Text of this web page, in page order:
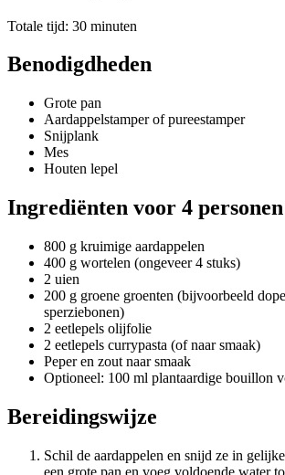
Totale tijd: 30 minuten
Benodigdheden
Grote pan
Aardappelstamper of pureestamper
Snijplank
Mes
Houten lepel
Ingrediënten voor 4 personen
800 g kruimige aardappelen
400 g wortelen (ongeveer 4 stuks)
2 uien
200 g groene groenten (bijvoorbeeld
sperziebonen)
2 eetlepels olijfolie
2 eetlepels currypasta (of naar smaak)
Peper en zout naar smaak
Optioneel: 100 ml plantaardige bouillon
Bereidingswijze
Schil de aardappelen en snijd ze in
een grote pan en voeg voldoende water